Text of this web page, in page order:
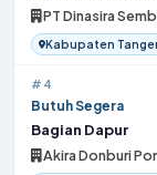
PT Dinasira
Kabupaten
#4
Butuh Segera
Bagian Dapur
Akira Donburi